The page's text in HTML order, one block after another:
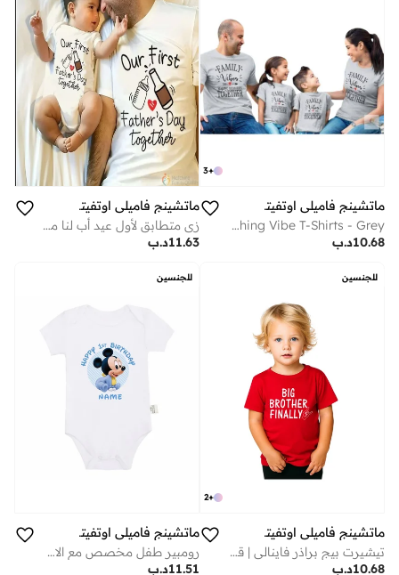
+
3
ماتشينج فاميلي اوتفيتس
Family Matching Vibe T-Shirts - Grey
د.ب10.68
ماتشينج فاميلي اوتفيتس
زي متطابق لأول عيد أب لنا معًا للأب والطفل | طقم تيشيرت ورومبر متطابق للأب والطفل Daddy and Me | ملابس متطابقة للأب والابن | هدية للأب الجديد وملابس عائلية
د.ب11.63
للجنسين
+
2
ماتشينج فاميلي اوتفيتس
تيشيرت بيج براذر فاينالي | قميص احتفالي قطني أحمر للأطفال | مريح للارتداء اليومي | هدية مثالية للإخوة | زي عائلي متطابق
د.ب10.68
للجنسين
ماتشينج فاميلي اوتفيتس
رومبير طفل مخصص مع الاسم - بدلة طفل شخصية كرتونية مخصصة - ملابس عيد الميلاد الأول للأولاد - ملابس عيد الميلاد الأول للرضع - رومبير طفل من القطن الناعم مع الاسم - فكرة هدية عيد ميلاد لطيفة للطفل
د.ب11.51